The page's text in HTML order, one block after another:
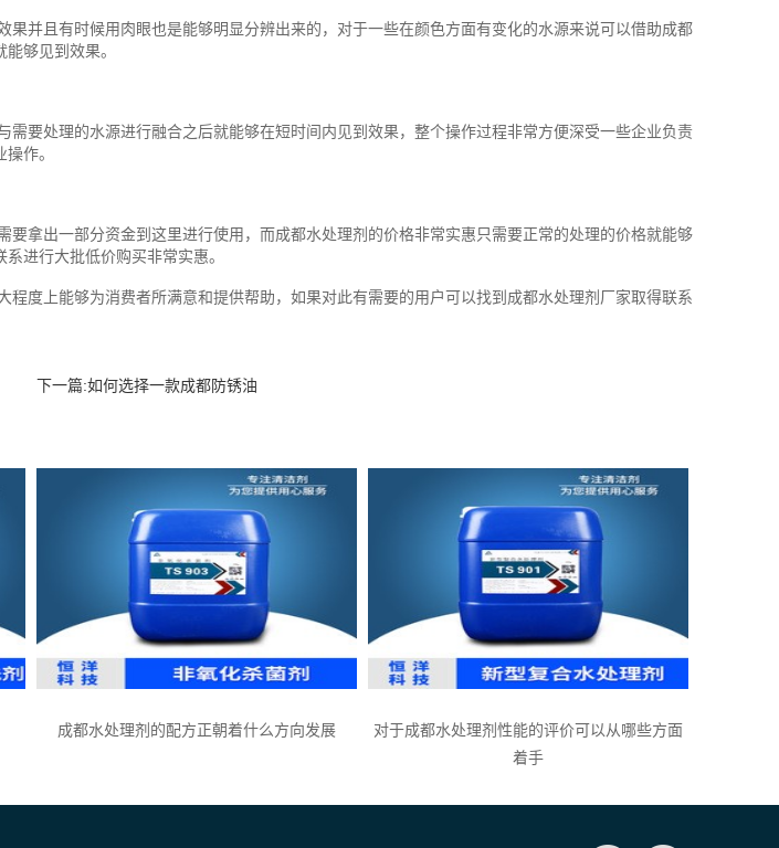
并且有时候用肉眼也是能够明显分辨出来的，对于一些在颜色方面有变化的水源来说可以借助成都
够见到效果。
要处理的水源进行融合之后就能够在短时间内见到效果，整个操作过程非常方便深受一些企业负责
作。
拿出一部分资金到这里进行使用，而成都水处理剂的价格非常实惠只需要正常的处理的价格就能够
进行大批低价购买非常实惠。
度上能够为消费者所满意和提供帮助，如果对此有需要的用户可以找到成都水处理剂厂家取得联系
下一篇:如何选择一款成都防锈油
成都水处理剂的配方正朝着什么方向发展
对于成都水处理剂性能的评价可以从哪些方面
着手